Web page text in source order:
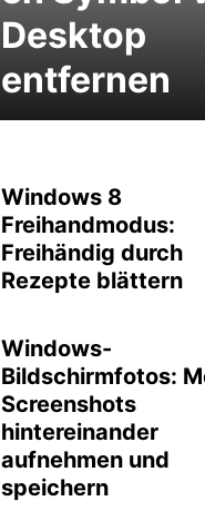
Desktop
entfernen
Windows 8
Freihandmodus:
Freihändig durch
Rezepte blättern
Windows-
Bildschirmfotos:
Screenshots
hintereinander
aufnehmen und
speichern